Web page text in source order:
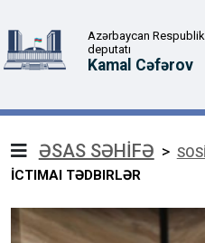
Azərbaycan
deputatı
Kamal Cəfərov
ƏSAS SƏHİFƏ >
İCTIMAI TƏDBIRLƏR